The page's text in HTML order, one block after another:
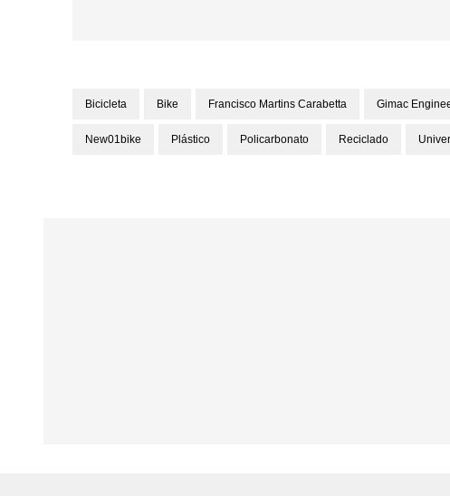
Bicicleta Bike Francisco Martins Carabetta Gimac
New01bike Plástico Policarbonato Reciclado